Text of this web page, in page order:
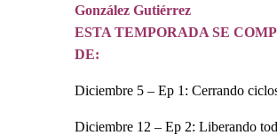
González Gutiérrez
ESTA TEMPORADA SE
DE:
Diciembre 5 – Ep 1: Cerrando
Diciembre 12 – Ep 2: Liberando